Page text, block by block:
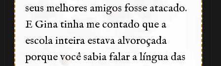
seus melhores amigos fosse atacado.
E Gina tinha me contado que a
escola inteira estava alvoroçada
porque você sabia falar a língua das
🎂